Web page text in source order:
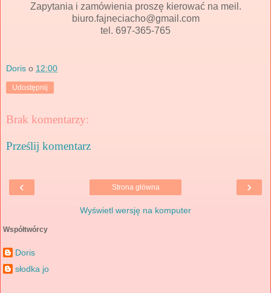
Zapytania i zamówienia proszę kierować na meil.
biuro.fajneciacho@gmail.com
tel. 697-365-765
Doris o 12:00
Udostępnij
Brak komentarzy:
Prześlij komentarz
‹ ›
Strona główna
Wyświetl wersję na komputer
Współtwórcy
Doris
słodka jo